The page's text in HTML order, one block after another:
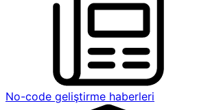
No-code geliştirme haberleri